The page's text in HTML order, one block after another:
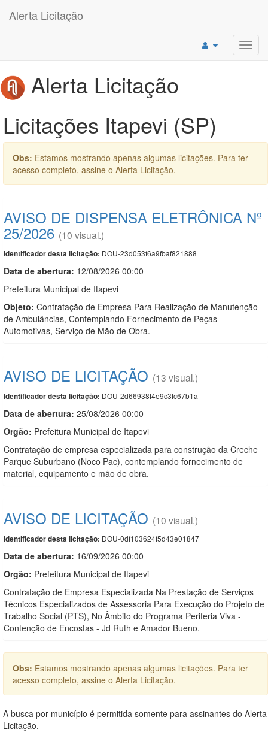
Alerta Licitação
Alerta Licitação
Licitações Itapevi (SP)
Obs: Estamos mostrando apenas algumas licitações. Para ter
acesso completo, assine o Alerta Licitação.
AVISO DE DISPENSA ELETRÔNICA Nº
25/2026 (10 visual.)
Identificador desta licitação: DOU-23d053f6a9fbaf821888
Data de abertura: 12/08/2026 00:00
Prefeitura Municipal de Itapevi
Objeto: Contratação de Empresa Para Realização de Manutenção
de Ambulâncias, Contemplando Fornecimento de Peças
Automotivas, Serviço de Mão de Obra.
AVISO DE LICITAÇÃO (13 visual.)
Identificador desta licitação: DOU-2d66938f4e9c3fc67b1a
Data de abertura: 25/08/2026 00:00
Orgão: Prefeitura Municipal de Itapevi
Contratação de empresa especializada para construção da Creche
Parque Suburbano (Noco Pac), contemplando fornecimento de
material, equipamento e mão de obra.
AVISO DE LICITAÇÃO (10 visual.)
Identificador desta licitação: DOU-0df103624f5d43e01847
Data de abertura: 16/09/2026 00:00
Orgão: Prefeitura Municipal de Itapevi
Contratação de Empresa Especializada Na Prestação de Serviços
Técnicos Especializados de Assessoria Para Execução do Projeto de
Trabalho Social (PTS), No Âmbito do Programa Periferia Viva -
Contenção de Encostas - Jd Ruth e Amador Bueno.
Obs: Estamos mostrando apenas algumas licitações. Para ter
acesso completo, assine o Alerta Licitação.
A busca por município é permitida somente para assinantes do Alerta
Licitação.